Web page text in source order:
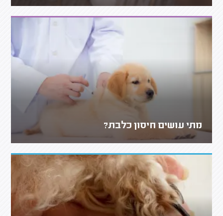
מתי עושים חיסון כלבת?